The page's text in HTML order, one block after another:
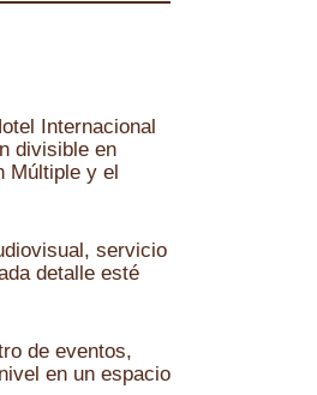
Internacional
divisible en
Múltiple y el
servicio
detalle esté
de eventos,
en un espacio